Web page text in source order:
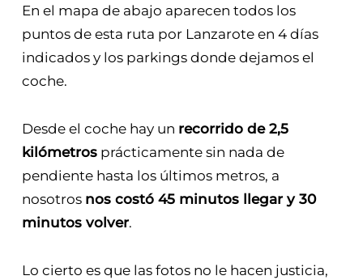
En el mapa de abajo aparecen todos los
puntos de esta ruta por Lanzarote en 4 días
indicados y los parkings donde dejamos el
coche.
Desde el coche hay un recorrido de 2,5
kilómetrosprácticamente sin nada de
pendiente hasta los últimos metros, a
nosotros nos costó 45 minutos llegar y 30
minutos volver.
Lo cierto es que las fotos no le hacen justicia,